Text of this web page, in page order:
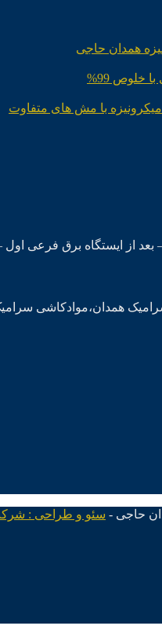
همدان حاجی
خلوص 99%
با مش های متفاوت
حاجی - سئو و طراحی :